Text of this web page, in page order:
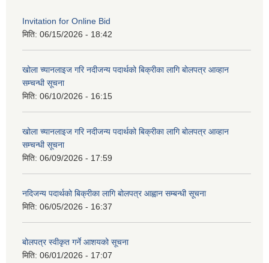
Invitation for Online Bid
मिति: 06/15/2026 - 18:42
खोला च्यानलाइज गरि नदीजन्य पदार्थको बिक्रीका लागि बोलपत्र आव्हान
सम्चन्धी सूचना
मिति: 06/10/2026 - 16:15
खोला च्यानलाइज गरि नदीजन्य पदार्थको बिक्रीका लागि बोलपत्र आव्हान
सम्चन्धी सूचना
मिति: 06/09/2026 - 17:59
नदिजन्य पदार्थको बिक्रीका लागि बोलपत्र आह्वान सम्बन्धी सूचना
मिति: 06/05/2026 - 16:37
बोलपत्र स्वीकृत गर्ने आशयको सूचना
मिति: 06/01/2026 - 17:07